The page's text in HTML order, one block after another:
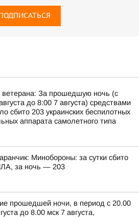
ветерана: За прошедшую ночь (с
до 8:00 7 августа) средствами
сбито 203 украинских беспилотных
аппарата самолетного типа
Минобороны: за сутки сбито
за ночь — 203
прошедшей ночи, в период с 20.00
до 8.00 мск 7 августа,